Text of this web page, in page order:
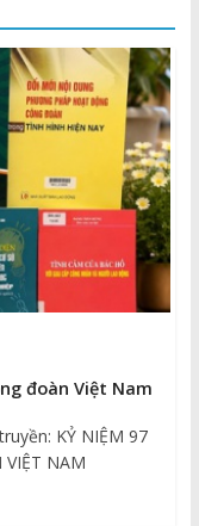
đoàn Việt Nam
KỶ NIỆM 97
VIỆT NAM